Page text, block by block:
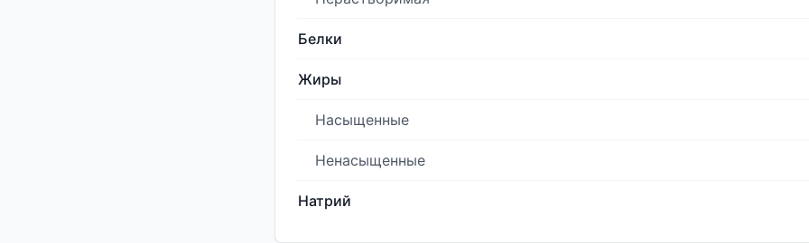
Белки
Жиры
Насыщенные
Ненасыщенные
Натрий